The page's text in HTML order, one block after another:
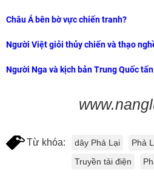
Châu Á bên bờ vực chiến tranh?
Người Việt giỏi thủy chiến và thạo
Người Nga và kịch bản Trung Quốc
Từ khóa: dây Phả Lại Phả
Truyền tải điện